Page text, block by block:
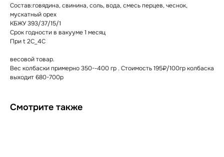
Состав:говядина, свинина, соль, вода, смесь перцев, чеснок,
мускатный орех
КБЖУ 393/37/15/1
Срок годности в вакууме 1 месяц
При t 2С_4С
весовой товар.
Вес колбаски примерно 350--400 гр . Стоимость 195₽/100гр колбаска
выходит 680-700р
Смотрите также